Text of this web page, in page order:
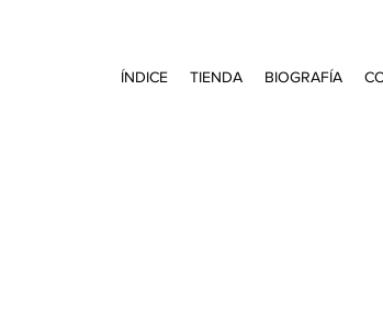
ÍNDICE TIENDA BIOGRAFÍA